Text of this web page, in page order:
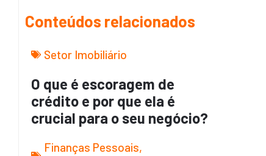
Conteúdos relacionados
Setor Imobiliário
O que é escoragem de
crédito e por que ela é
crucial para o seu negócio?
Finanças Pessoais,